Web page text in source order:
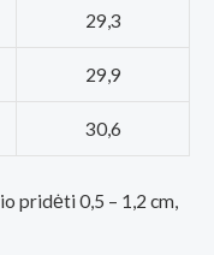
29,3
29,9
30,6
pridėti 0,5 – 1,2 cm,